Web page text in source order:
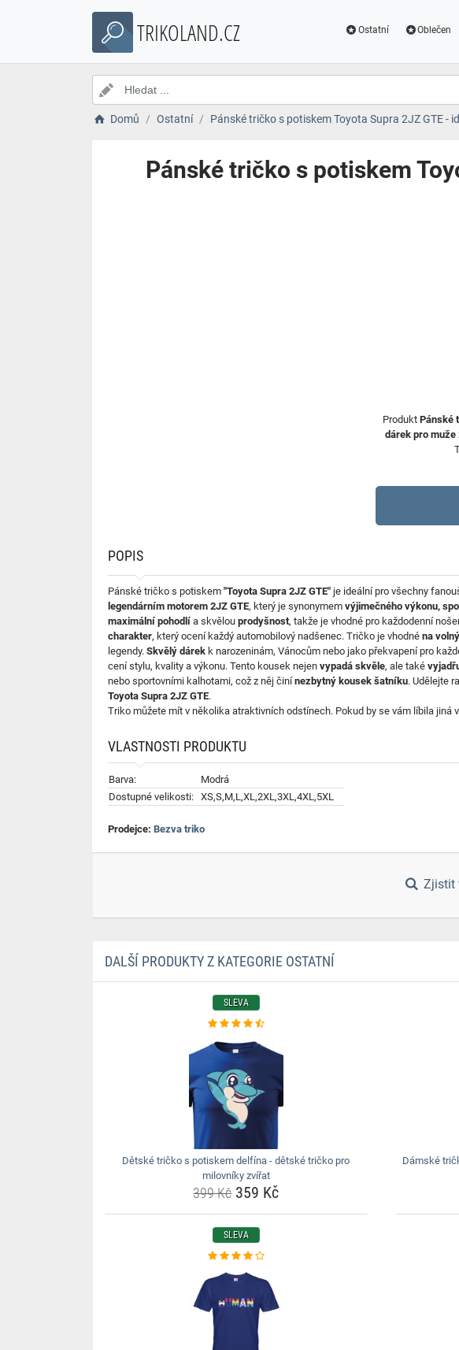
TRIKOLAND.CZ Ostatní Oblečen
Domů Ostatní Pánské tričko s potiskem Toyota Supra 2JZ GTE -
Pánské tričko s potiskem
Produkt Pánské
dárek pro muže
POPIS
Pánské tričko s potiskem "Toyota Supra 2JZ GTE" je ideální pro všechny
legendárním motorem 2JZ GTE, který je synonymem výjimečného výkonu,
maximální pohodlí a skvělou prodyšnost, takže je vhodné pro každodenní
charakter, který ocení každý automobilový nadšenec. Tričko je vhodné na
legendy. Skvělý dárek k narozeninám, Vánocům nebo jako překvapení pro
cení stylu, kvality a výkonu. Tento kousek nejen vypadá skvěle, ale také
nebo sportovními kalhotami, což z něj činínezbytný kousek šatníku. Udělejte
Toyota Supra 2JZ GTE.
Triko můžete mít v několika atraktivních odstínech. Pokud by se vám líbila jiná
VLASTNOSTI PRODUKTU
Barva:
Modrá
Dostupné velikosti: XS,S,M,L,XL,2XL,3XL,4XL,5XL
Prodejce: Bezva triko
Zjistit
DALŠÍ PRODUKTY Z KATEGORIE OSTATNÍ
SLEVA
Dětské tričko s potiskem delfína - dětské tričko pro
milovníky zvířat
399 Kč359 Kč
Dámské
SLEVA